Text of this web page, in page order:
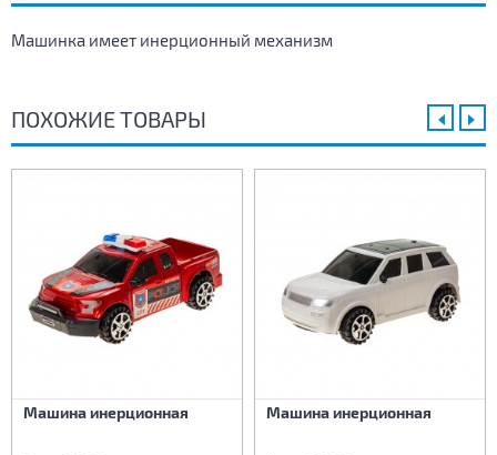
Машинка имеет инерционный механизм
ПОХОЖИЕ ТОВАРЫ
Машина инерционная Машина инерционная